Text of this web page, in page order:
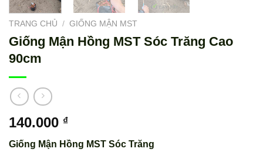
TRANG CHỦ / GIỐNG MẬN MST
Giống Mận Hồng MST Sóc Trăng Cao
90cm
140.000 ₫
Giống Mận Hồng MST Sóc Trăng